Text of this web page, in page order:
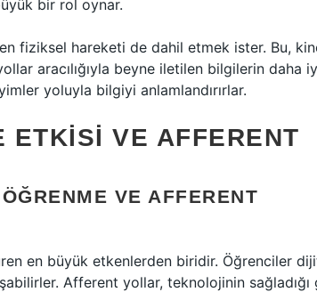
bir rol oynar.
fiziksel hareketi de dahil etmek ister. Bu,
aracılığıyla beyne iletilen bilgilerin daha
yoluyla bilgiyi anlamlandırırlar.
ETKISI VE AFFERENT
VE AFFERENT
en büyük etkenlerden biridir. Öğrenciler
Afferent yollar, teknolojinin sağladığı